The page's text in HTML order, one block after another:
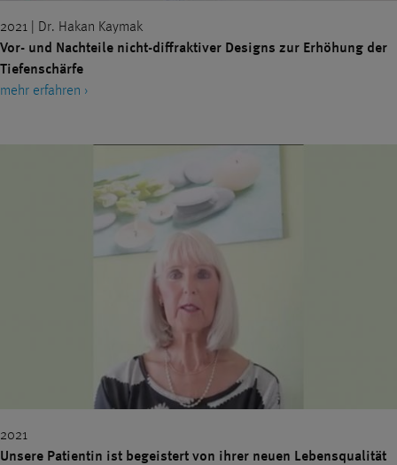
2021 | Dr. Hakan Kaymak
Vor- und Nachteile nicht-diffraktiver Designs zur Erhöhung der
Tiefenschärfe
mehr erfahren ›
2021
Unsere Patientin ist begeistert von ihrer neuen Lebensqualität